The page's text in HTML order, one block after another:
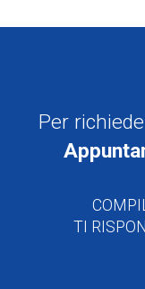
Per
TI